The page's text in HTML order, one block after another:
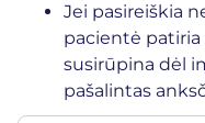
Jei pasireiškia
pacientė
susirūpina dėl
pašalintas